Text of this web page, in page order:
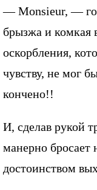
— Monsieur, —
брызжа и
оскорбления,
чувству, не мог
кончено!!
И, сделав рукой
манерно бросает
достоинством